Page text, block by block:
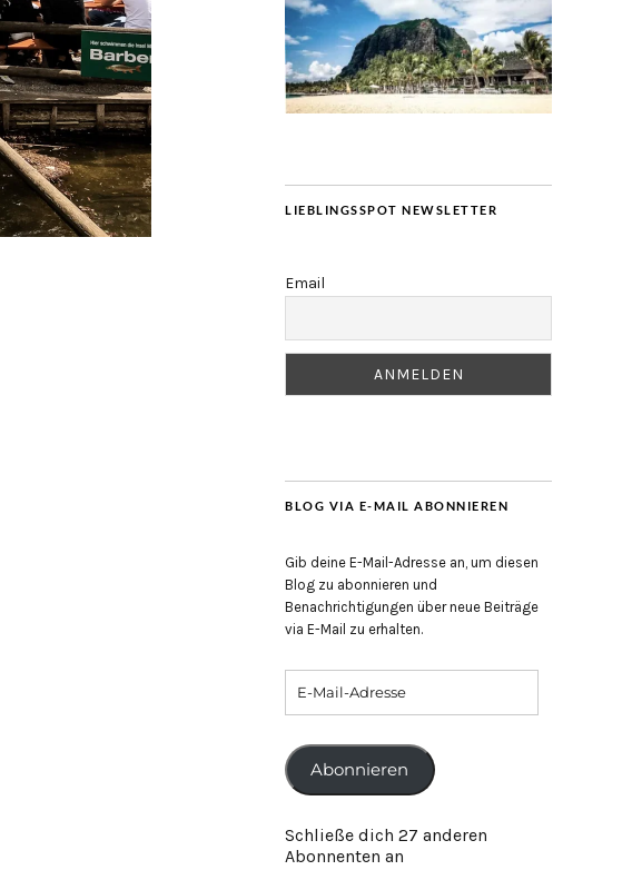
LIEBLINGSSPOT NEWSLETTER
Email
BLOG VIA E-MAIL ABONNIEREN
Gib deine E-Mail-Adresse an, um diesen
Blog zu abonnieren und
Benachrichtigungen über neue Beiträge
via E-Mail zu erhalten.
Abonnieren
Schließe dich 27 anderen
Abonnenten an